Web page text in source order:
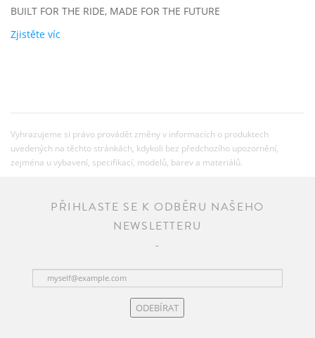
BUILT FOR THE RIDE, MADE FOR THE FUTURE
Zjistěte víc
Vyhrazujeme si právo provádět změny v informacích o produktech
uvedených na těchto stránkách, kdykoli bez předchozího upozornění,
zejména u vybavení, specifikací, modelů, barev a materiálů.
PŘIHLASTE SE K ODBĚRU NAŠEHO
NEWSLETTERU
ODEBÍRAT